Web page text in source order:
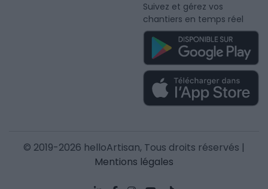
Suivez et gérez vos
chantiers en temps réel
© 2019-2026 helloArtisan, Tous droits réservés |
Mentions légales